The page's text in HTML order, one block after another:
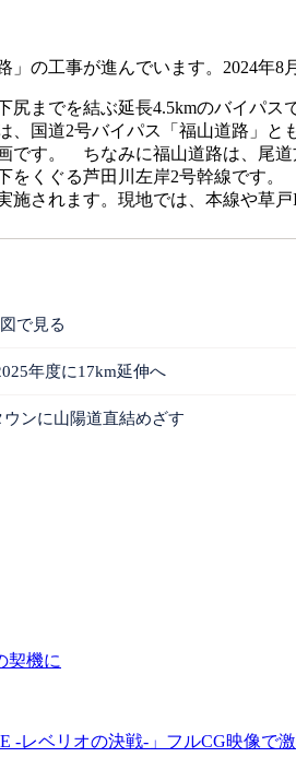
の工事が進んでいます。2024年8
までを結ぶ延長4.5kmのバイパ
国道2号バイパス「福山道路」
です。 ちなみに福山道路は、尾
をくぐる芦田川左岸2号幹線です
されます。現地では、本線や草
で見る
年度に17km延伸へ
ンに山陽道直結めざす
契機に
-レベリオの決戦-」フルCG映像で